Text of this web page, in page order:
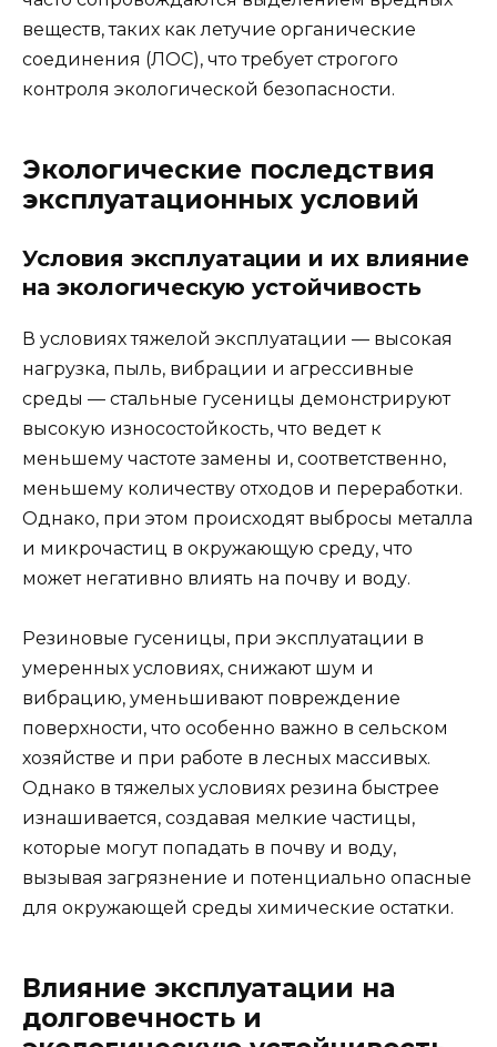
веществ, таких как летучие органические
соединения (ЛОС), что требует строгого
контроля экологической безопасности.
Экологические последствия
эксплуатационных условий
Условия эксплуатации и их влияние
на экологическую устойчивость
В условиях тяжелой эксплуатации — высокая
нагрузка, пыль, вибрации и агрессивные
среды — стальные гусеницы демонстрируют
высокую износостойкость, что ведет к
меньшему частоте замены и, соответственно,
меньшему количеству отходов и переработки.
Однако, при этом происходят выбросы металла
и микрочастиц в окружающую среду, что
может негативно влиять на почву и воду.
Резиновые гусеницы, при эксплуатации в
умеренных условиях, снижают шум и
вибрацию, уменьшивают повреждение
поверхности, что особенно важно в сельском
хозяйстве и при работе в лесных массивых.
Однако в тяжелых условиях резина быстрее
изнашивается, создавая мелкие частицы,
которые могут попадать в почву и воду,
вызывая загрязнение и потенциально опасные
для окружающей среды химические остатки.
Влияние эксплуатации на
долговечность и